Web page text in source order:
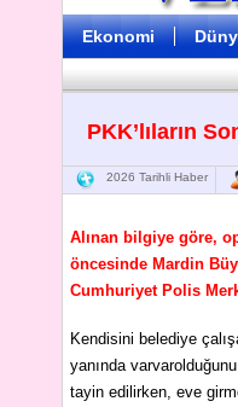
Ekonomi
PKK’lıların
2026 Tarihli Haber
Alınan bilgiye göre,
öncesinde Mardin
Cumhuriyet Polis
Kendisini belediye
yanında
tayin edilirken, eve